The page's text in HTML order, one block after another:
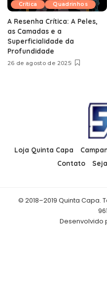
Crítica Quadrinhos
A Resenha Crítica: A Peles,
as Camadas e a
Superficialidade da
Profundidade
26 de agosto de 2025
Loja Quinta Capa
Contato
© 2018–2019 Quinta Capa.
Desenvolvido